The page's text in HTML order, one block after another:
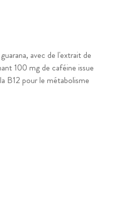
avec de l'extrait de
100 mg de caféine issue
B12 pour le métabolisme